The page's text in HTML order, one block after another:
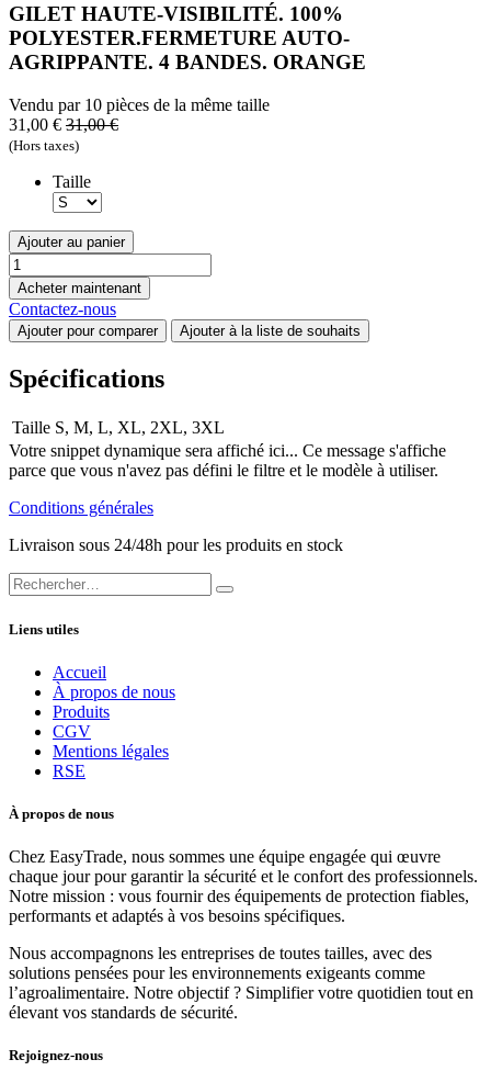
GILET HAUTE-VISIBILITÉ. 100%
POLYESTER.FERMETURE AUTO-
AGRIPPANTE. 4 BANDES. ORANGE
Vendu par 10 pièces de la même taille
31,00 € 31,00€
(Hors taxes)
Taille
Ajouter au panier
Acheter maintenant
Contactez-nous
Ajouter pour comparer Ajouter à la liste de souhaits
Spécifications
Taille S, M, L, XL, 2XL, 3XL
Votre snippet dynamique sera affiché ici... Ce message s'affiche
parce que vous n'avez pas défini le filtre et le modèle à utiliser.
Conditions générales
Livraison sous 24/48h pour les produits en stock
Liens utiles
Accueil
À propos de nous
Produits
CGV
Mentions légales
RSE
À propos de nous
Chez EasyTrade, nous sommes une équipe engagée qui œuvre
chaque jour pour garantir la sécurité et le confort des professionnels.
Notre mission : vous fournir des équipements de protection fiables,
performants et adaptés à vos besoins spécifiques.
Nous accompagnons les entreprises de toutes tailles, avec des
solutions pensées pour les environnements exigeants comme
l’agroalimentaire. Notre objectif ? Simplifier votre quotidien tout en
élevant vos standards de sécurité.
Rejoignez-nous